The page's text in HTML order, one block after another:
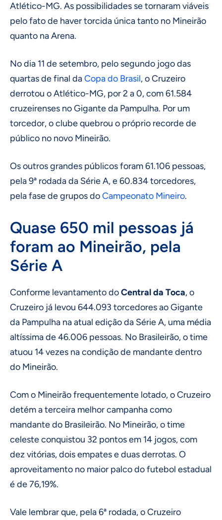
Atlético-MG. As possibilidades se tornaram viáveis
pelo fato de haver torcida única tanto no Mineirão
quanto na Arena.
No dia 11 de setembro, pelo segundo jogo das
quartas de final daCopa do Brasil, o Cruzeiro
derrotou o Atlético-MG, por 2 a 0, com 61.584
cruzeirenses no Gigante da Pampulha. Por um
torcedor, o clube quebrou o próprio recorde de
público no novo Mineirão.
Os outros grandes públicos foram 61.106 pessoas,
pela 9ª rodada da Série A, e 60.834 torcedores,
pela fase de grupos doCampeonato Mineiro.
Quase 650 mil pessoas já
foram ao Mineirão, pela
Série A
Conforme levantamento doCentral da Toca, o
Cruzeiro já levou 644.093 torcedores ao Gigante
da Pampulha na atual edição da Série A, uma média
altíssima de 46.006 pessoas. No Brasileirão, o time
atuou 14 vezes na condição de mandante dentro
do Mineirão.
Com o Mineirão frequentemente lotado, o Cruzeiro
detém a terceira melhor campanha como
mandante do Brasileirão. No Mineirão, o time
celeste conquistou 32 pontos em 14 jogos, com
dez vitórias, dois empates e duas derrotas. O
aproveitamento no maior palco do futebol estadual
é de 76,19%.
Vale lembrar que, pela 6ª rodada, o Cruzeiro